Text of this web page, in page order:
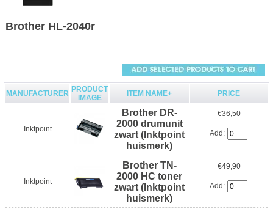
Brother HL-2040r
MANUFACTURER PRODUCT
IMAGE
ITEM NAME+ PRICE
Inktpoint
Brother DR-
2000 drumunit
zwart (Inktpoint
huismerk)
€36,50
Add:
Inktpoint
Brother TN-
2000 HC toner
zwart (Inktpoint
huismerk)
€49,90
Add: